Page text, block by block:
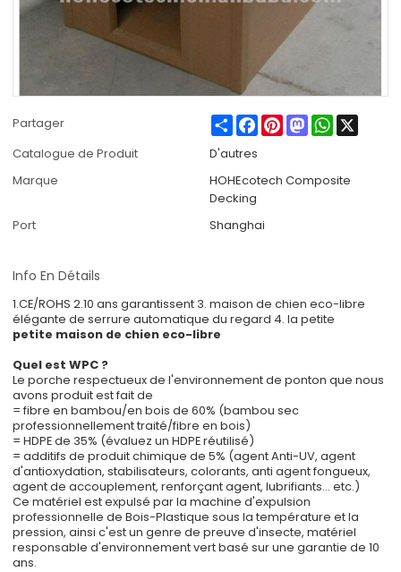
Partager ShareFacebook
PinterestMastodonWhatsApp
X
Catalogue de Produit
D'autres
Marque
HOHEcotech Composite
Decking
Port
Shanghai
Info En Détails
1.CE/ROHS 2.10 ans garantissent 3. maison de chien eco-libre
élégante de serrure automatique du regard 4. la petite
petite maison de chien eco-libre
Quel est WPC ?
Le porche respectueux de l'environnement de ponton que nous
avons produit est fait de
= fibre en bambou/en bois de 60% (bambou sec
professionnellement traité/fibre en bois)
= HDPE de 35% (évaluez un HDPE réutilisé)
= additifs de produit chimique de 5% (agent Anti-UV, agent
d'antioxydation, stabilisateurs, colorants, anti agent fongueux,
agent de accouplement, renforçant agent, lubrifiants… etc.)
Ce matériel est expulsé par la machine d'expulsion
professionnelle de Bois-Plastique sous la température et la
pression, ainsi c'est un genre de preuve d'insecte, matériel
responsable d'environnement vert basé sur une garantie de 10
ans.